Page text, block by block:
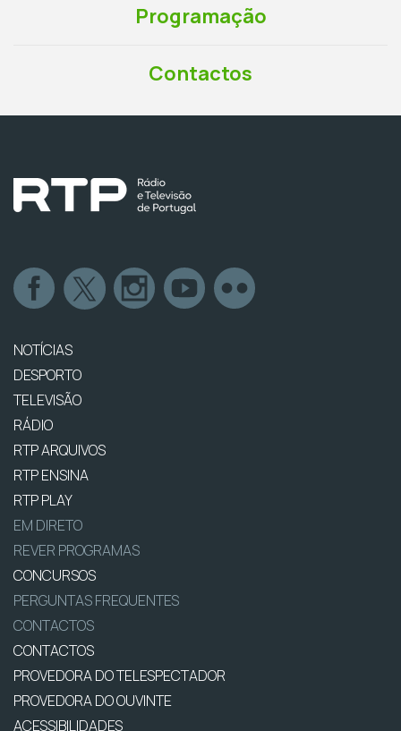
Programação
Contactos
NOTÍCIAS
DESPORTO
TELEVISÃO
RÁDIO
RTP ARQUIVOS
RTP ENSINA
RTP PLAY
EM DIRETO
REVER PROGRAMAS
CONCURSOS
PERGUNTAS FREQUENTES
CONTACTOS
CONTACTOS
PROVEDORA DO TELESPECTADOR
PROVEDORA DO OUVINTE
ACESSIBILIDADES